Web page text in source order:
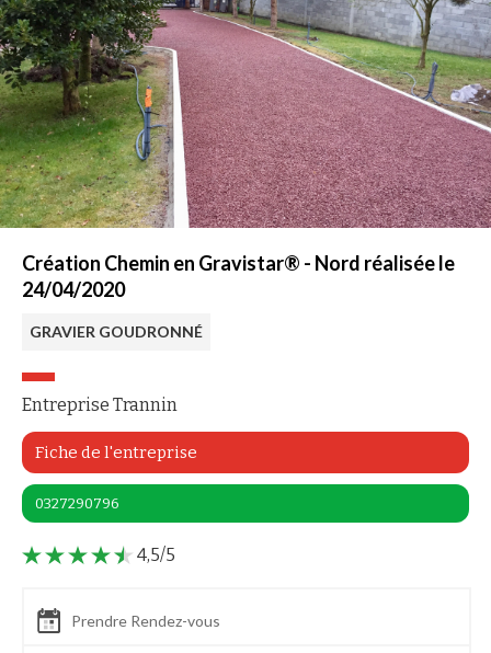
Création Chemin en Gravistar® - Nord réalisée le
24/04/2020
GRAVIER GOUDRONNÉ
Entreprise Trannin
Fiche de l'entreprise
0327290796
4,5/5
Prendre Rendez-vous